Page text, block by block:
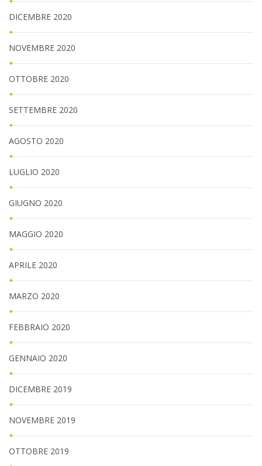
DICEMBRE 2020
NOVEMBRE 2020
OTTOBRE 2020
SETTEMBRE 2020
AGOSTO 2020
LUGLIO 2020
GIUGNO 2020
MAGGIO 2020
APRILE 2020
MARZO 2020
FEBBRAIO 2020
GENNAIO 2020
DICEMBRE 2019
NOVEMBRE 2019
OTTOBRE 2019